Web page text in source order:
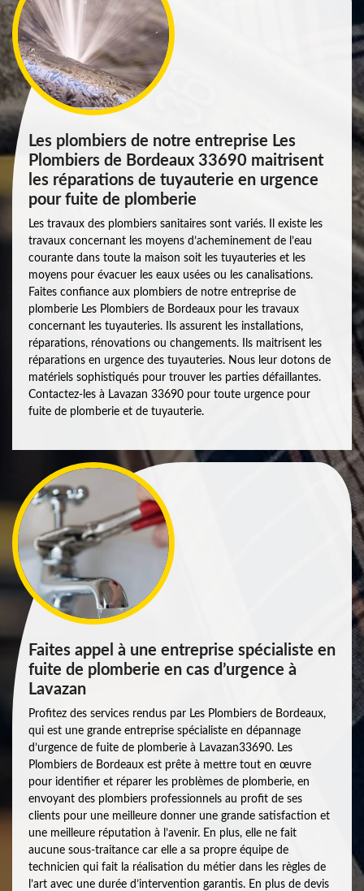
Les plombiers de notre entreprise Les
Plombiers de Bordeaux 33690 maitrisent
les réparations de tuyauterie en urgence
pour fuite de plomberie
Les travaux des plombiers sanitaires sont variés. Il existe les
travaux concernant les moyens d’acheminement de l’eau
courante dans toute la maison soit les tuyauteries et les
moyens pour évacuer les eaux usées ou les canalisations.
Faites confiance aux plombiers de notre entreprise de
plomberie Les Plombiers de Bordeaux pour les travaux
concernant les tuyauteries. Ils assurent les installations,
réparations, rénovations ou changements. Ils maitrisent les
réparations en urgence des tuyauteries. Nous leur dotons de
matériels sophistiqués pour trouver les parties défaillantes.
Contactez-les à Lavazan 33690 pour toute urgence pour
fuite de plomberie et de tuyauterie.
Faites appel à une entreprise spécialiste en
fuite de plomberie en cas d’urgence à
Lavazan
Profitez des services rendus par Les Plombiers de Bordeaux,
qui est une grande entreprise spécialiste en dépannage
d’urgence de fuite de plomberie à Lavazan33690. Les
Plombiers de Bordeaux est prête à mettre tout en œuvre
pour identifier et réparer les problèmes de plomberie, en
envoyant des plombiers professionnels au profit de ses
clients pour une meilleure donner une grande satisfaction et
une meilleure réputation à l’avenir. En plus, elle ne fait
aucune sous-traitance car elle a sa propre équipe de
technicien qui fait la réalisation du métier dans les règles de
l’art avec une durée d’intervention garantis. En plus de devis